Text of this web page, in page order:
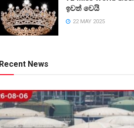
ඉවත් වෙයි
22 MAY 2025
Recent News